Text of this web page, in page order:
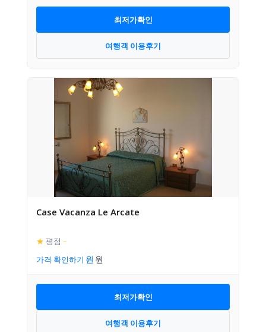
최저가확인
여행객 이용후기
Case Vacanza Le Arcate
★ 평점 –
가격 확인하기
최저가확인
여행객 이용후기